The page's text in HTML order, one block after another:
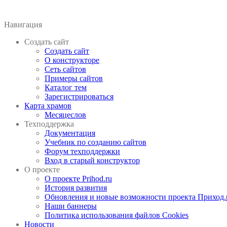
Навигация
Создать сайт
Создать сайт
О конструкторе
Сеть сайтов
Примеры сайтов
Каталог тем
Зарегистрироваться
Карта храмов
Месяцеслов
Техподдержка
Документация
Учебник по созданию сайтов
Форум техподдержки
Вход в старый конструктор
О проекте
О проекте Prihod.ru
История развития
Обновления и новые возможности проекта
Наши баннеры
Политика использования файлов Cookies
Новости